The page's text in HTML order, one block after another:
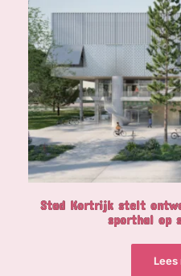
Stad Kortrijk stelt
sporthal op
Lees